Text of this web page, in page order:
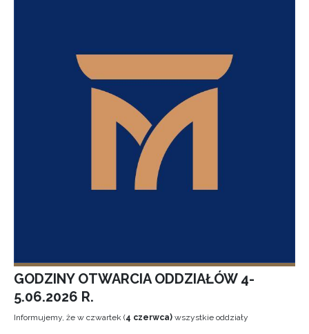
GODZINY OTWARCIA ODDZIAŁÓW 4-
5.06.2026 R.
Informujemy, że w czwartek (4 czerwca) wszystkie oddziały